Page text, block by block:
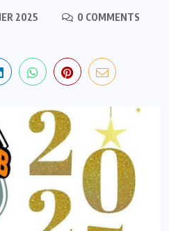
2025
0 COMMENTS